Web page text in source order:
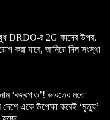
DRDO-র 2G কাদের উপর,
করা যাবে, জানিয়ে দিল সংস্থা
‘বজ্রপাত’! ভারতের মতো
একে উপেক্ষা করেই ‘মৃত্যু’